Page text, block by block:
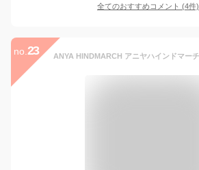
全てのおすすめコメント (4件)
no. 23